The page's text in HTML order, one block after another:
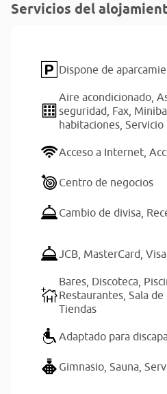
Servicios del
Dispone de
Aire acondicionado,
seguridad, Fax,
habitaciones, Servicio
Acceso a Internet,
Centro de negocios
Cambio de divisa,
JCB, MasterCard, Visa
Bares, Discoteca,
Restaurantes, Sala de
Tiendas
Adaptado para
Gimnasio, Sauna,